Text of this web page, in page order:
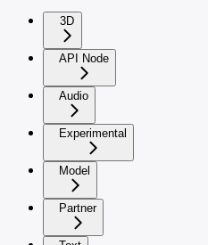
3D
API Node
Audio
Experimental
Model
Partner